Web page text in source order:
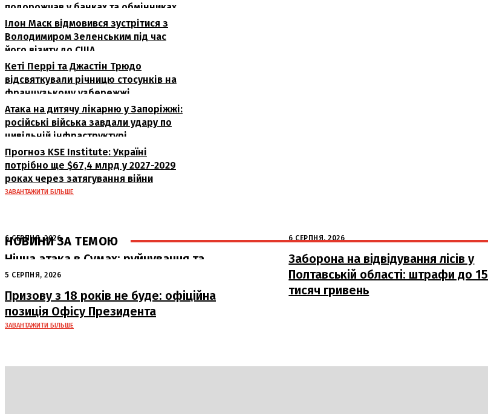
подорожчав у банках та обмінниках
Ілон Маск відмовився зустрітися з
Володимиром Зеленським під час
його візиту до США
Кеті Перрі та Джастін Трюдо
відсвяткували річницю стосунків на
французькому узбережжі
Атака на дитячу лікарню у Запоріжжі:
російські війська завдали удару по
цивільній інфраструктурі
Прогноз KSE Institute: Україні
потрібно ще $67,4 млрд у 2027-2029
роках через затягування війни
ЗАВАНТАЖИТИ БІЛЬШЕ
НОВИНИ ЗА ТЕМОЮ
6 СЕРПНЯ, 2026
Нічна атака в Сумах: руйнування та
жертви від російських авіабомб
6 СЕРПНЯ, 2026
Заборона на відвідування лісів у
Полтавській області: штрафи до 15
тисяч гривень
5 СЕРПНЯ, 2026
Призову з 18 років не буде: офіційна
позиція Офісу Президента
ЗАВАНТАЖИТИ БІЛЬШЕ